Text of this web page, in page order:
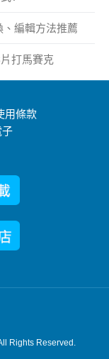
編輯方法推薦
打馬賽克
用條款
子
Rights Reserved.